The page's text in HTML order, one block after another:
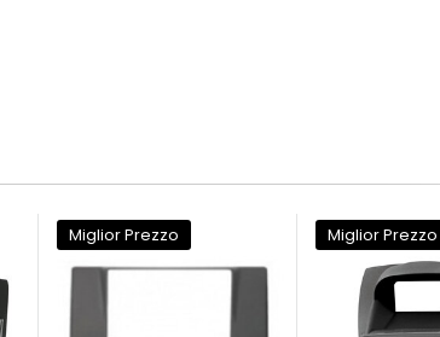
Miglior Prezzo Miglior Prezzo